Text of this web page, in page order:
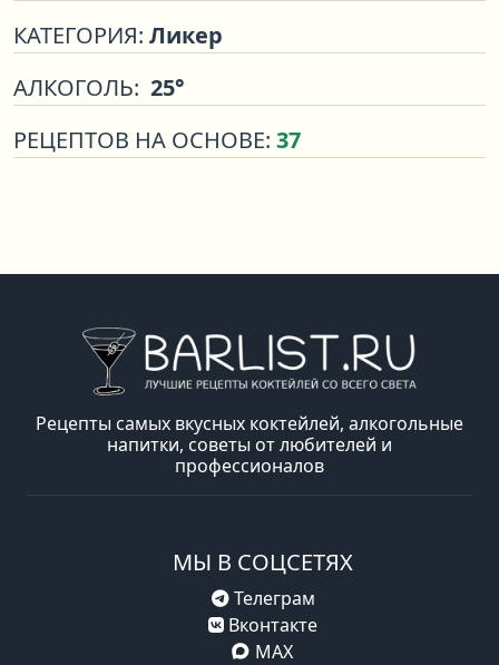
КАТЕГОРИЯ: Ликер
АЛКОГОЛЬ: 25°
РЕЦЕПТОВ НА ОСНОВЕ: 37
Рецепты самых вкусных коктейлей, алкогольные
напитки, советы от любителей и
профессионалов
МЫ В СОЦСЕТЯХ
Телеграм
Вконтакте
MAX